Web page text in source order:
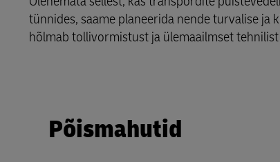
MyGTS
Lisateave portaalide kohta
LifeTrack
tünnides, saame planeerida nende turvalise
hõlmab tollivormistust ja ülemaailmset
Põismahutid